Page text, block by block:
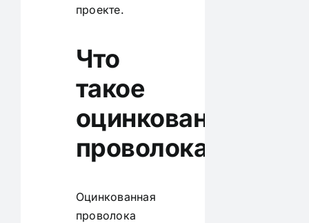
проекте.
Что
такое
оцинкованная
проволока?
Оцинкованная
проволока